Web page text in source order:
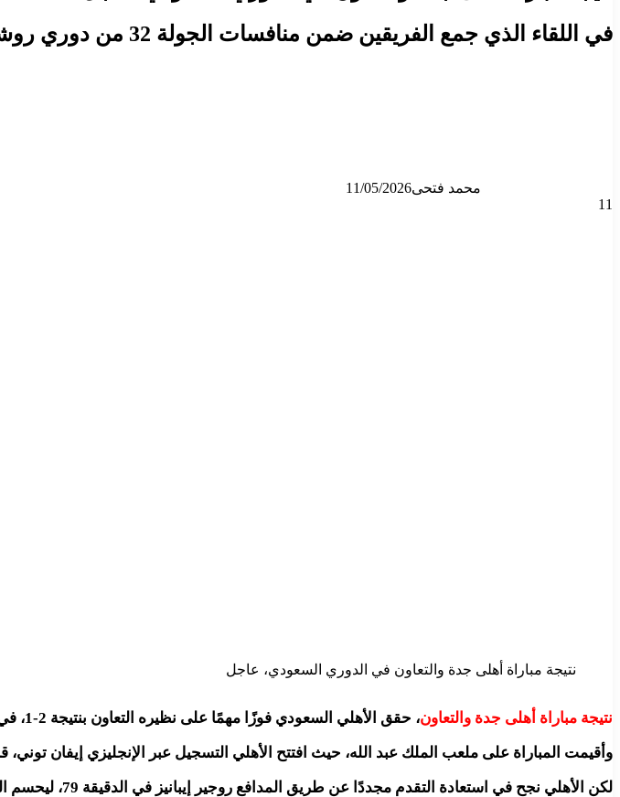
في اللقاء الذي جمع الفريقين ضمن منافسات الجولة 32 من دوري روشن السعودي للمحترفين.
محمد فتحى11/05/2026
11
نتيجة مباراة أهلى جدة والتعاون في الدوري السعودي، عاجل
نتيجة مباراة أهلى جدة والتعاون، حقق الأهلي السعودي فوزًا مهمًا على نظيره التعاون بنتيجة 2-1، في اللقاء الذي جمع الفريقين ضمن منافسات الجولة 32 من دوري روشن السعودي للمحترفين.
وأقيمت المباراة على ملعب الملك عبد الله، حيث افتتح الأهلي التسجيل عبر الإنجليزي إيفان توني،
لكن الأهلي نجح في استعادة التقدم مجددًا عن طريق المدافع روجير إيبانيز في الدقيقة 79، ليحسم اللقاء لصالح فريقه.